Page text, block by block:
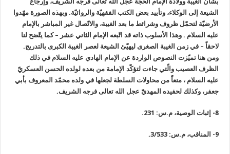
الشيعة إلى الوكلاء، وتأييد بعض الكتب الفقهيّة والروائيّة. وبهذه الصورة مهّدوا
الأرضيّة لتحمّل ظروف وشرائط ما بعد الغيبة، والاتّصال غير المباشر بالإمام
عليه السلام . وهذا الأسلوب ذاته قد اتّبعه الإمام الثاني عشر – كما يتّضح لنا
لاحقاً – في زمن الغيبة الصغرى ليهيّئ الشيعة لعصر الغيبة الكبرى بالتدريج.
ومن هنا تميّزت النصوص الواردة عن الإمام الهادي عليه السلام في ذلك
الظرف العصيب والّتي جاءت لتؤكّد الإمامة من بعده لولده الحسن العسكريّ
عليه السلام ، منعاً من محاولات السلطة لجعلها في ولده محمّد المعروف بأبي
جعفر، وكذلك لحفيده المهديّّ عجل الله تعالى فرجه الشريف.
8- إثبات الوصية، م.س: 231.
9- المناقب، م.س: 3/533.